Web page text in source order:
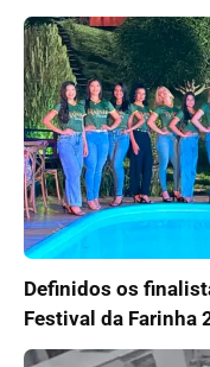
Definidos os
Festival da Farinha